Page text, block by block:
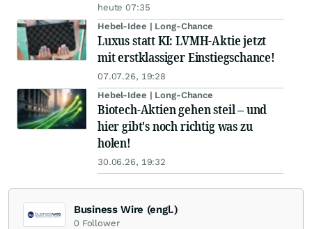
heute 07:35
Hebel-Idee | Long-Chance
Luxus statt KI: LVMH-Aktie jetzt
mit erstklassiger Einstiegschance!
07.07.26, 19:28
Hebel-Idee | Long-Chance
Biotech-Aktien gehen steil – und
hier gibt's noch richtig was zu
holen!
30.06.26, 19:32
Business Wire (engl.)
0 Follower